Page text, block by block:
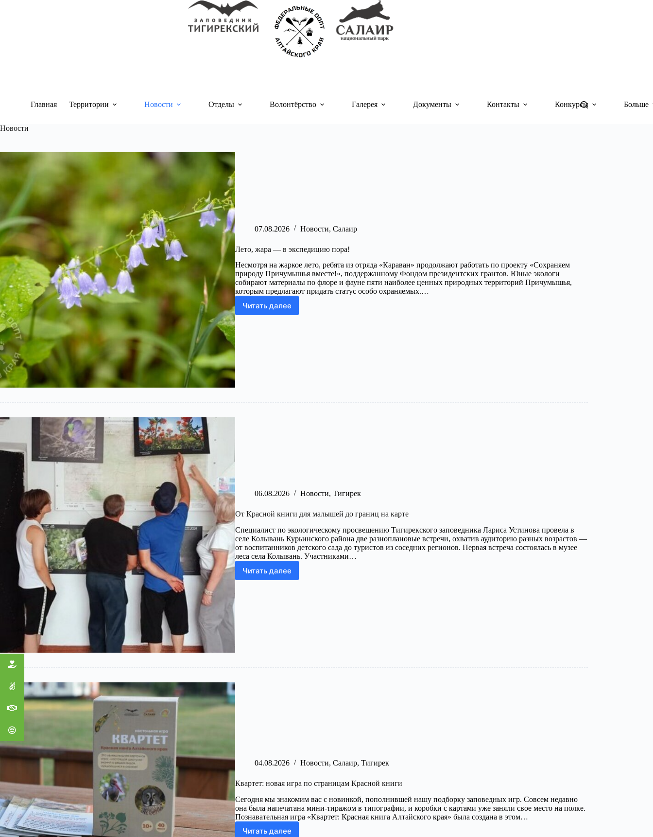
Главная Территории Новости Отделы Волонтёрство Галерея Документы Контакты Конкурсы Больше
Новости
07.08.2026 Новости, Салаир
Лето, жара — в экспедицию пора!
Несмотря на жаркое лето, ребята из отряда «Караван» продолжают работать по проекту «Сохраняем
природу Причумышья вместе!», поддержанному Фондом президентских грантов. Юные экологи
собирают материалы по флоре и фауне пяти наиболее ценных природных территорий Причумышья,
которым предлагают придать статус особо охраняемых.…
Читать далее
Лето,
06.08.2026 Новости, Тигирек
От Красной книги для малышей до границ на карте
Специалист по экологическому просвещению Тигирекского заповедника Лариса Устинова провела в
селе Колывань Курьинского района две разноплановые встречи, охватив аудиторию разных возрастов —
от воспитанников детского сада до туристов из соседних регионов. Первая встреча состоялась в музее
леса села Колывань. Участниками…
Читать далее
От
04.08.2026 Новости, Салаир, Тигирек
Квартет: новая игра по страницам Красной книги
Сегодня мы знакомим вас с новинкой, пополнившей нашу подборку заповедных игр. Совсем недавно
она была напечатана мини-тиражом в типографии, и коробки с картами уже заняли свое место на полке.
Познавательная игра «Квартет: Красная книга Алтайского края» была создана в этом…
Читать далее
Квартет: